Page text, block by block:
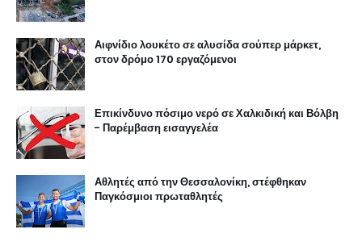
Αιφνίδιο λουκέτο σε αλυσίδα σούπερ μάρκετ,
στον δρόμο 170 εργαζόμενοι
Επικίνδυνο πόσιμο νερό σε Χαλκιδική και Βόλβη
- Παρέμβαση εισαγγελέα
Αθλητές από την Θεσσαλονίκη, στέφθηκαν
Παγκόσμιοι πρωταθλητές